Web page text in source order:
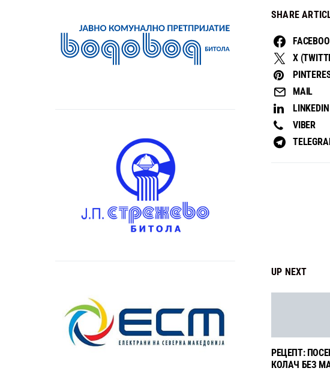
UP NEXT
РЕЦЕПТ:
КОЛАЧ БЕЗ
SHARE
X
MAIL
LINKEDIN
VIBER